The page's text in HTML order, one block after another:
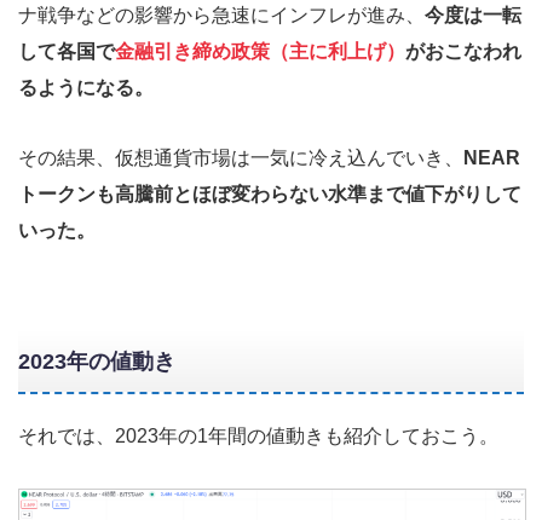
ナ戦争などの影響から急速にインフレが進み、 今度は一転
して各国で金融引き締め政策（主に利上げ） がおこなわれ
るようになる。
その結果、仮想通貨市場は一気に冷え込んでいき、
NEAR
トークンも高騰前とほぼ変わらない水準まで値下がりして
いった。
2023年の値動き
それでは、2023年の1年間の値動きも紹介しておこう。